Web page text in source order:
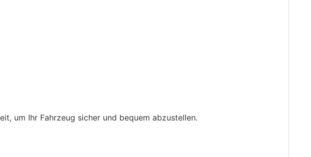
um Ihr Fahrzeug sicher und bequem abzustellen.